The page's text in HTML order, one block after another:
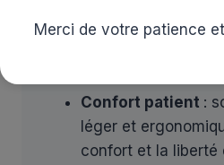
protocoles uro-
Confort patient :
léger et
confort et la liberté
Merci de votre patience